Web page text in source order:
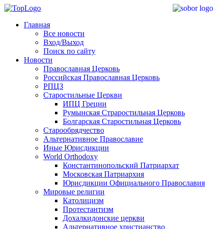
Главная
Все новости
Вход/Выход
Поиск по сайту
Новости
Православная Церковь
Российская Православная Церковь
РПЦЗ
Старостильные Церкви
ИПЦ Греции
Румынская Страростильная Церковь
Болгарская Старостильная Церковь
Старообрядчество
Альтернативное Православие
Иные Юрисдикции
World Orthodoxy
Константинопольский Патриархат
Московская Патриархия
Юрисдикции Официального Православия
Мировые религии
Католицизм
Протестантизм
Дохалкидонские церкви
Альтернативное христианство